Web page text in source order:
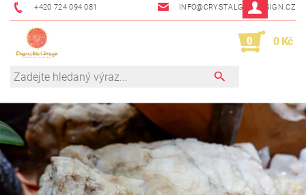
+420 724 094 081 INFO@CRYSTALGRIDDESIGN.CZ
0 0 Kč